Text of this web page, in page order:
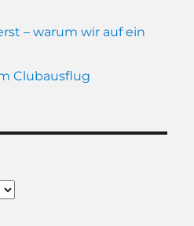
– warum wir auf ein
Clubausflug